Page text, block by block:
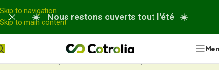
Panneau de gestion des cookies
Skip to navigation
Skip to main content
☀️ Nous restons ouverts tout l'été ☀️
Accueil Nos réparations
Réparation compteur automobile